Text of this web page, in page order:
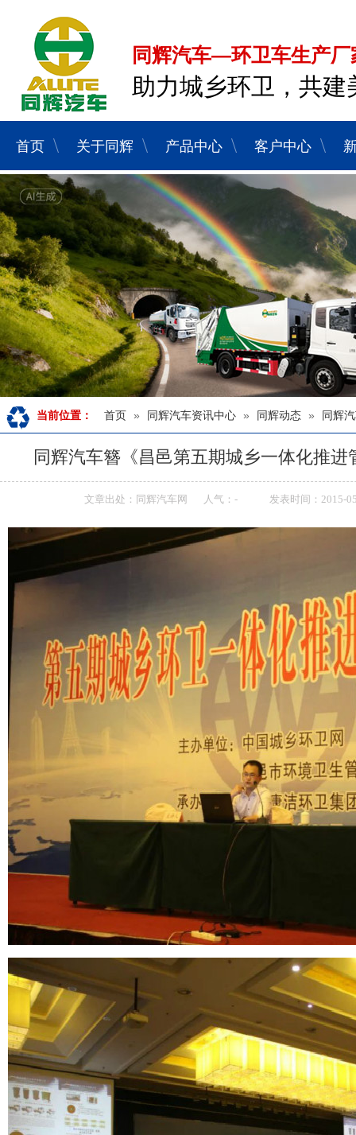
同辉汽车—环卫车生产厂
助力城乡环卫，共建
首页 关于同辉 产品中心 客户中心
当前位置： 首页 » 同辉汽车资讯中心 » 同辉动态 » 同辉
同辉汽车簪《昌邑第五期城乡一体化推
文章出处：同辉汽车网 人气： - 发表时间：2015-